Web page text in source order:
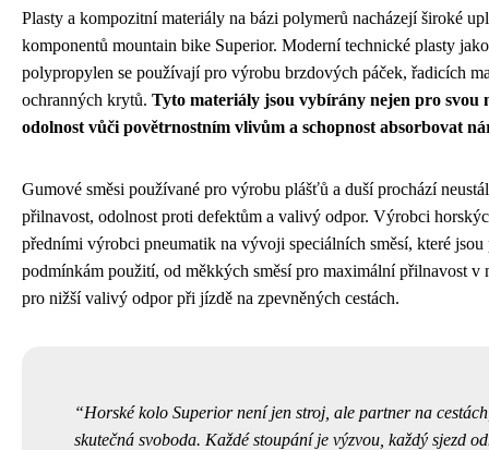
Plasty a kompozitní materiály na bázi polymerů nacházejí široké
komponentů mountain bike Superior. Moderní technické plasty
polypropylen se používají pro výrobu brzdových páček, řadicích
ochranných krytů. Tyto materiály jsou vybírány nejen pro svou
odolnost vůči povětrnostním vlivům a schopnost absorbovat
Gumové směsi používané pro výrobu plášťů a duší prochází
přilnavost, odolnost proti defektům a valivý odpor. Výrobci
předními výrobci pneumatik na vývoji speciálních směsí, které
podmínkám použití, od měkkých směsí pro maximální přilnavost v
pro nižší valivý odpor při jízdě na zpevněných cestách.
Horské kolo Superior není jen stroj, ale partner na
skutečná svoboda. Každé stoupání je výzvou, každý sjezd